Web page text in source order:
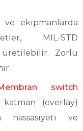
ve ekipmanlarda
MIL-STD
üretilebilir. Zorlu
switch
(overlay)
hassasiyeti ve